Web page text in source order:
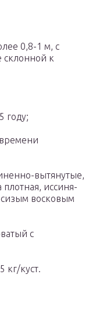
0,8-1 м, с
склонной к
году;
вытянутые,
иссиня-
сизым восковым
с
кг/куст.